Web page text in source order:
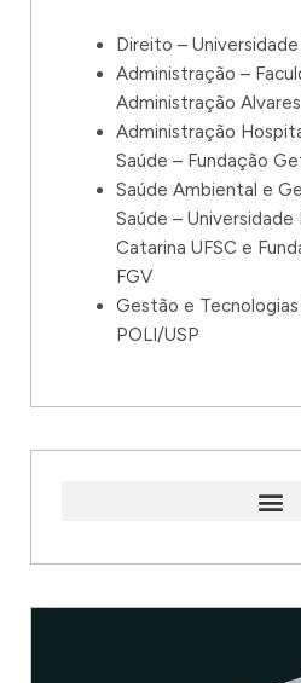
Direito –
Administração –
Administração
Administração
Saúde – Fundação
Saúde Ambiental e
Saúde –
Catarina UFSC e
FGV
Gestão e
POLI/USP